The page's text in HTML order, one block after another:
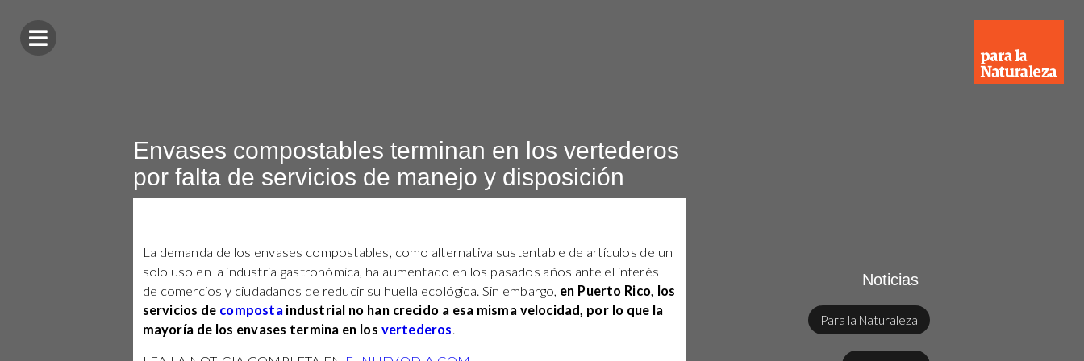
Envases compostables terminan en los vertederos
por falta de servicios de manejo y disposición
La demanda de los envases compostables, como alternativa sustentable de artículos de un
solo uso en la industria gastronómica, ha aumentado en los pasados años ante el interés
de comercios y ciudadanos de reducir su huella ecológica. Sin embargo, en Puerto Rico, los
servicios de composta industrial no han crecido a esa misma velocidad, por lo que la
mayoría de los envases termina en los vertederos.
Noticias
Para la Naturaleza